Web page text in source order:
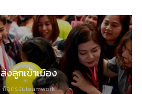
ส่งลูกเข้าเมือง
กิจกรรมteamwork